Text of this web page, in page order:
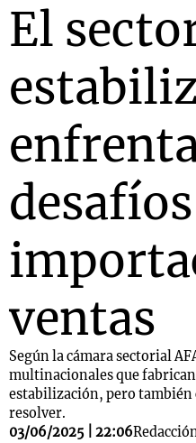
El
ventas
Según la cámara sectorial
multinacionales que
estabilización, pero
resolver.
03/06/2025 | 22:06